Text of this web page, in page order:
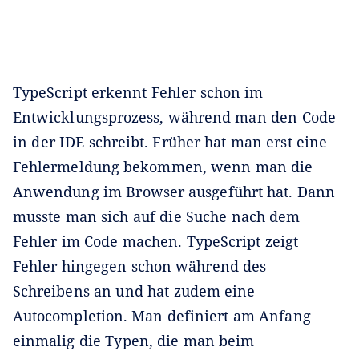
TypeScript erkennt Fehler schon im
Entwicklungsprozess, während man den Code
in der IDE schreibt. Früher hat man erst eine
Fehlermeldung bekommen, wenn man die
Anwendung im Browser ausgeführt hat. Dann
musste man sich auf die Suche nach dem
Fehler im Code machen. TypeScript zeigt
Fehler hingegen schon während des
Schreibens an und hat zudem eine
Autocompletion. Man definiert am Anfang
einmalig die Typen, die man beim